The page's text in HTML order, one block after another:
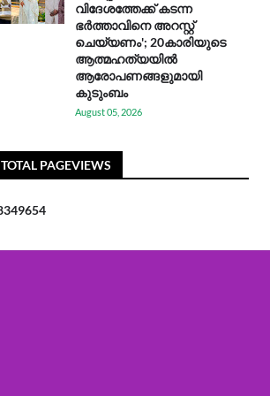
വിദേശത്തേക്ക് കടന്ന
ഭർത്താവിനെ അറസ്റ്റ്
ചെയ്യണം'; 20കാരിയുടെ
ആത്മഹത്യയിൽ
ആരോപണങ്ങളുമായി
കുടുംബം
August 05, 2026
TOTAL PAGEVIEWS
349654